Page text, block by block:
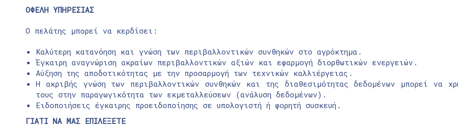
ΟΦΕΛΗ ΥΠΗΡΕΣΙΑΣ
Ο πελάτης μπορεί να κερδίσει:
Καλύτερη κατανόηση και γνώση των περιβαλλοντικών συνθηκών στο αγρόκτημα.
Έγκαιρη αναγνώριση ακραίων περιβαλλοντικών αξιών και εφαρμογή διορθωτικών ενεργειών.
Αύξηση της αποδοτικότητας με την προσαρμογή των τεχνικών καλλιέργειας.
Η ακριβής γνώση των περιβαλλοντικών συνθηκών και της διαθεσιμότητας δεδομένων μπορεί να
τους στην παραγωγικότητα των εκμεταλλεύσεων (ανάλυση δεδομένων).
Ειδοποιήσεις έγκαιρης προειδοποίησης σε υπολογιστή ή φορητή συσκευή.
ΓΙΑΤΙ ΝΑΜΑΣ ΕΠΙΛΕΞΕΤΕ